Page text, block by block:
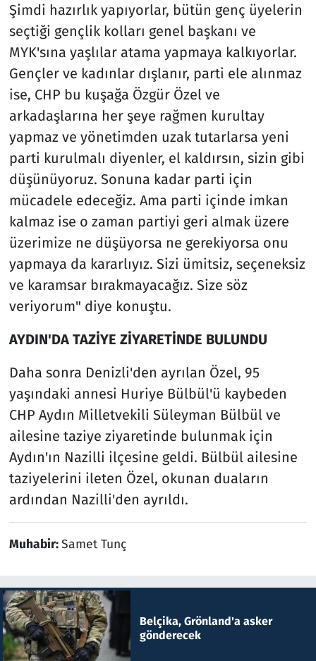
Şimdi hazırlık yapıyorlar, bütün genç üyelerin
seçtiği gençlik kolları genel başkanı ve
MYK'sına yaşlılar atama yapmaya kalkıyorlar.
Gençler ve kadınlar dışlanır, parti ele alınmaz
ise, CHP bu kuşağa Özgür Özel ve
arkadaşlarına her şeye rağmen kurultay
yapmaz ve yönetimden uzak tutarlarsa yeni
parti kurulmalı diyenler, el kaldırsın, sizin gibi
düşünüyoruz. Sonuna kadar parti için
mücadele edeceğiz. Ama parti içinde imkan
kalmaz ise o zaman partiyi geri almak üzere
üzerimize ne düşüyorsa ne gerekiyorsa onu
yapmaya da kararlıyız. Sizi ümitsiz, seçeneksiz
ve karamsar bırakmayacağız. Size söz
veriyorum" diye konuştu.
AYDIN'DA TAZİYE ZİYARETİNDE BULUNDU
Daha sonra Denizli'den ayrılan Özel, 95
yaşındaki annesi Huriye Bülbül'ü kaybeden
CHP Aydın Milletvekili Süleyman Bülbül ve
ailesine taziye ziyaretinde bulunmak için
Aydın'ın Nazilli ilçesine geldi. Bülbül ailesine
taziyelerini ileten Özel, okunan duaların
ardından Nazilli'den ayrıldı.
Muhabir:Samet Tunç
Belçika, Grönland'a asker
gönderecek